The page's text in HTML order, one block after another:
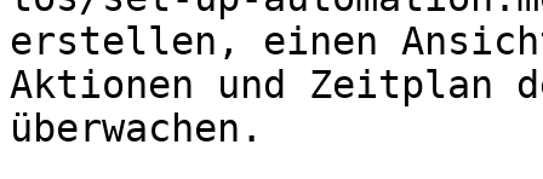
erstellen, einen
Aktionen und Zeitplan